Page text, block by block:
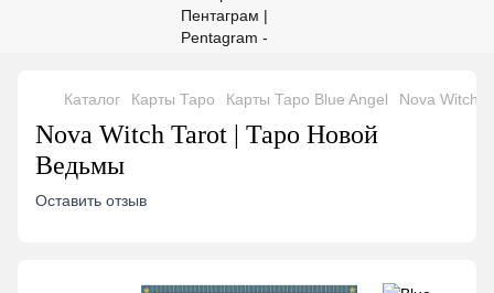
Каталог Карты Таро Карты Таро Blue Angel Nova Witch
Nova Witch Tarot | Таро Новой
Ведьмы
Оставить отзыв